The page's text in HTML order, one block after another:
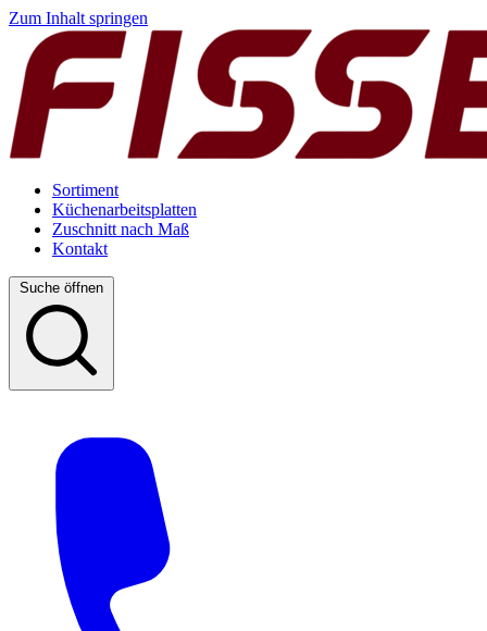
Zum Inhalt springen
Sortiment
Küchenarbeitsplatten
Zuschnitt nach Maß
Kontakt
Suche öffnen